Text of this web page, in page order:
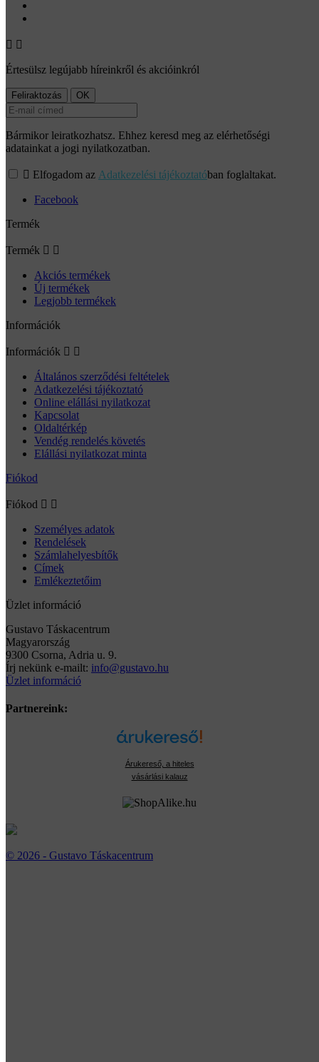
 
Értesülsz legújabb híreinkről és akcióinkról
Bármikor leiratkozhatsz. Ehhez keresd meg az elérhetőségi
adatainkat a jogi nyilatkozatban.
 Elfogadom az Adatkezelési tájékoztatóban foglaltakat.
Facebook
Termék
Termék  
Akciós termékek
Új termékek
Legjobb termékek
Információk
Információk  
Általános szerződési feltételek
Adatkezelési tájékoztató
Online elállási nyilatkozat
Kapcsolat
Oldaltérkép
Vendég rendelés követés
Elállási nyilatkozat minta
Fiókod
Fiókod  
Személyes adatok
Rendelések
Számlahelyesbítők
Címek
Emlékeztetőim
Üzlet információ
Gustavo Táskacentrum
Magyarország
9300 Csorna, Adria u. 9.
Írj nekünk e-mailt: info@gustavo.hu
Üzlet információ
Partnereink:
Árukereső, a hiteles
vásárlási kalauz
© 2026 - Gustavo Táskacentrum